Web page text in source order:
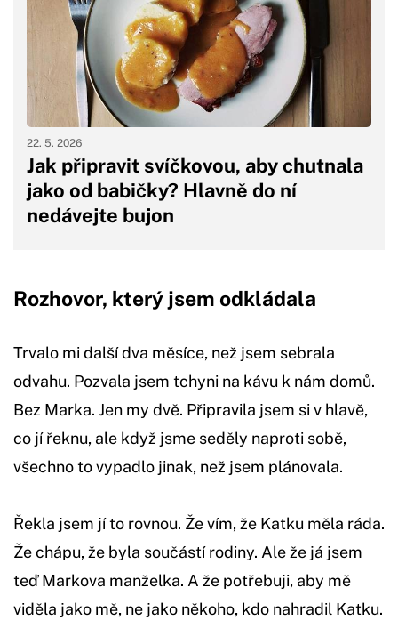
Jak připravit svíčkovou, aby chutnala
jako od babičky? Hlavně do ní
nedávejte bujon
22. 5. 2026
Rozhovor, který jsem odkládala
Trvalo mi další dva měsíce, než jsem sebrala
odvahu. Pozvala jsem tchyni na kávu k nám domů.
Bez Marka. Jen my dvě. Připravila jsem si v hlavě,
co jí řeknu, ale když jsme seděly naproti sobě,
všechno to vypadlo jinak, než jsem plánovala.
Řekla jsem jí to rovnou. Že vím, že Katku měla ráda.
Že chápu, že byla součástí rodiny. Ale že já jsem
teď Markova manželka. A že potřebuji, aby mě
viděla jako mě, ne jako někoho, kdo nahradil Katku.